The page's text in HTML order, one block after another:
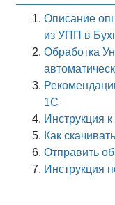
Описание
из УПП в
Обработка
1С
Инструкция
Как
Отправить
Инструкция